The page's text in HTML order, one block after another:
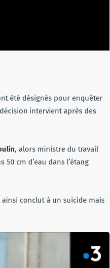
été désignés pour enquêter
intervient après des
, alors ministre du travail
50 cm d’eau dans l’étang
ainsi conclut à un suicide mais